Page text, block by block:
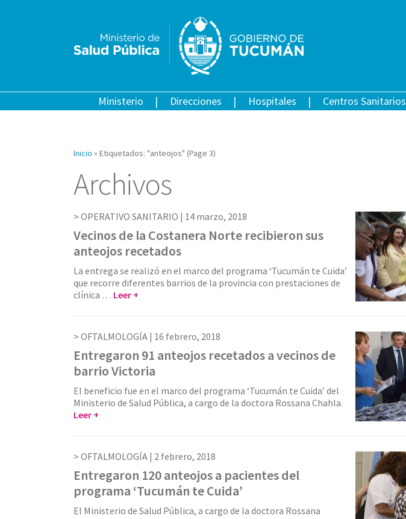
Ministerio Direcciones Hospitales Centros Sanitarios
Inicio » Etiquetados: "anteojos" (Page 3)
Archivos
OPERATIVO SANITARIO | 14 marzo, 2018
Vecinos de la Costanera Norte recibieron sus
anteojos recetados
La entrega se realizó en el marco del programa ‘Tucumán te Cuida’
que recorre diferentes barrios de la provincia con prestaciones de
clínica … Leer +
OFTALMOLOGÍA | 16 febrero, 2018
Entregaron 91 anteojos recetados a vecinos de
barrio Victoria
El beneficio fue en el marco del programa ‘Tucumán te Cuida’ del
Ministerio de Salud Pública, a cargo de la doctora Rossana Chahla.
Leer +
OFTALMOLOGÍA | 2 febrero, 2018
Entregaron 120 anteojos a pacientes del
programa ‘Tucumán te Cuida’
El Ministerio de Salud Pública, a cargo de la doctora Rossana